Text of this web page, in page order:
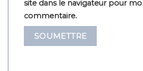
site dans le navigateur pour
commentaire.